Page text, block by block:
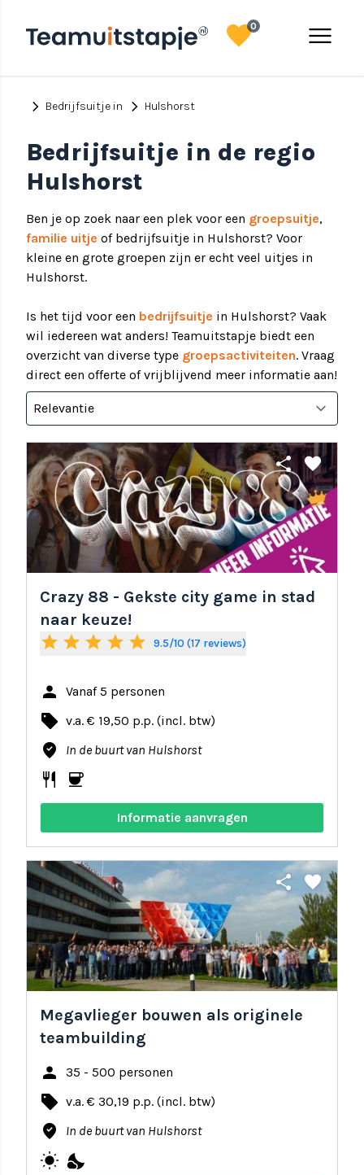
menu
favorite0
chevron_right Bedrijfsuitje in chevron_right Hulshorst
Bedrijfsuitje in de regio
Hulshorst
Ben je op zoek naar een plek voor een groepsuitje,
familie uitje of bedrijfsuitje in Hulshorst? Voor
kleine en grote groepen zijn er echt veel uitjes in
Hulshorst.
Is het tijd voor een bedrijfsuitje in Hulshorst? Vaak
wil iedereen wat anders! Teamuitstapje biedt een
overzicht van diverse type groepsactiviteiten. Vraag
direct een offerte of vrijblijvend meer informatie aan!
share favorite
Crazy 88 - Gekste city game in stad
naar keuze!
star star star star star 9.5/10 (17 reviews)
person Vanaf 5 personen
local_offer v.a. € 19,50 p.p. (incl. btw)
where_to_vote In de buurt van Hulshorst
restaurant coffee
Informatie aanvragen
share favorite
Megavlieger bouwen als originele
teambuilding
person 35 - 500 personen
local_offer v.a. € 30,19 p.p. (incl. btw)
where_to_vote In de buurt van Hulshorst
wb_sunny nights_stay